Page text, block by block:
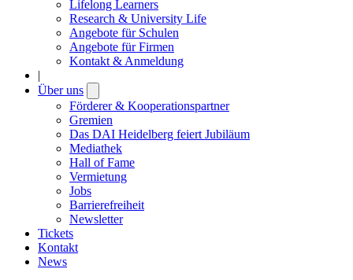
Lifelong Learners
Research & University Life
Angebote für Schulen
Angebote für Firmen
Kontakt & Anmeldung
|
Über uns
submenu
Förderer & Kooperationspartner
Gremien
Das DAI Heidelberg feiert Jubiläum
Mediathek
Hall of Fame
Vermietung
Jobs
Barrierefreiheit
Newsletter
Tickets
Kontakt
News